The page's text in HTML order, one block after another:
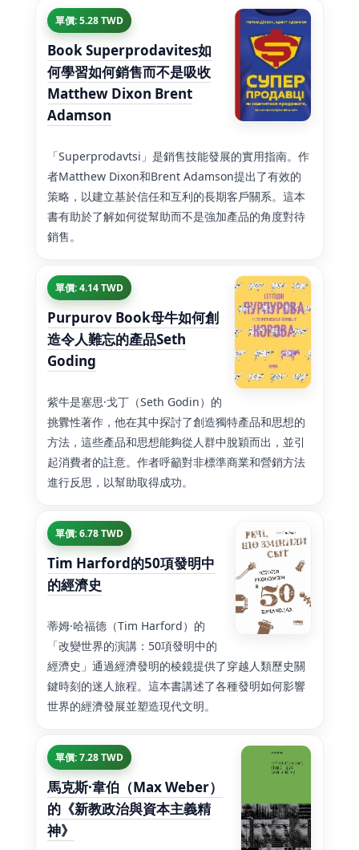
單價: 5.28 TWD
Book Superprodavites如
何學習如何銷售而不是吸收
Matthew Dixon Brent
Adamson
「Superprodavtsi」是銷售技能發展的實用指南。作
者Matthew Dixon和Brent Adamson提出了有效的
策略，以建立基於信任和互利的長期客戶關系。這本
書有助於了解如何從幫助而不是強加產品的角度對待
銷售。
單價: 4.14 TWD
Purpurov Book母牛如何創
造令人難忘的產品Seth
Goding
紫牛是塞思·戈丁（Seth Godin）的
挑釁性著作，他在其中探討了創造獨特產品和思想的
方法，這些產品和思想能夠從人群中脫穎而出，並引
起消費者的註意。作者呼籲對非標準商業和營銷方法
進行反思，以幫助取得成功。
單價: 6.78 TWD
Tim Harford的50項發明中
的經濟史
蒂姆·哈福德（Tim Harford）的
「改變世界的演講：50項發明中的
經濟史」通過經濟發明的棱鏡提供了穿越人類歷史關
鍵時刻的迷人旅程。這本書講述了各種發明如何影響
世界的經濟發展並塑造現代文明。
單價: 7.28 TWD
馬克斯·韋伯（Max Weber）
的《新教政治與資本主義精
神》